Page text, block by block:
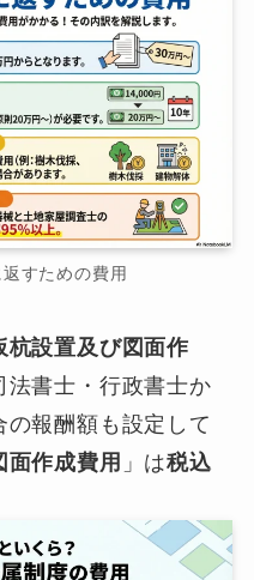
すための費用
杭設置及び図面作
法書士・行政書士か
の報酬額も設定して
面作成費用 」は税込